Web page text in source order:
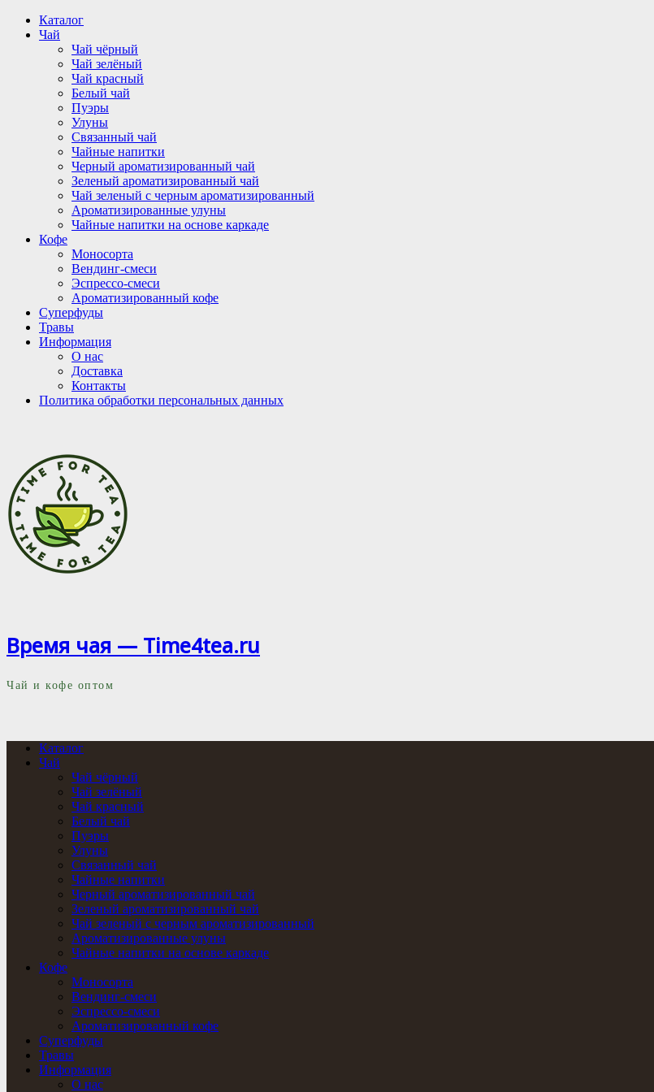
Перейти
содержимому
Каталог
Чай
Чай чёрный
Чай зелёный
Чай красный
Белый чай
Пуэры
Улуны
Связанный чай
Чайные напитки
Черный ароматизированный чай
Зеленый ароматизированный чай
Чай зеленый с черным ароматизированный
Ароматизированные улуны
Чайные напитки на основе каркаде
Кофе
Моносорта
Вендинг-смеси
Эспрессо-смеси
Ароматизированный кофе
Суперфуды
Травы
Информация
О нас
Доставка
Контакты
Политика обработки персональных данных
Время чая — Time4tea.ru
Чай и кофе оптом
Каталог
Чай
Чай чёрный
Чай зелёный
Чай красный
Белый чай
Пуэры
Улуны
Связанный чай
Чайные напитки
Черный ароматизированный чай
Зеленый ароматизированный чай
Чай зеленый с черным ароматизированный
Ароматизированные улуны
Чайные напитки на основе каркаде
Кофе
Моносорта
Вендинг-смеси
Эспрессо-смеси
Ароматизированный кофе
Суперфуды
Травы
Информация
О нас